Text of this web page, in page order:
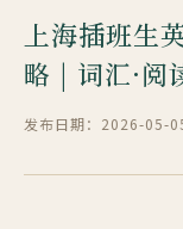
上海插班生
略 | 词汇·阅
发布日期：2026-05-